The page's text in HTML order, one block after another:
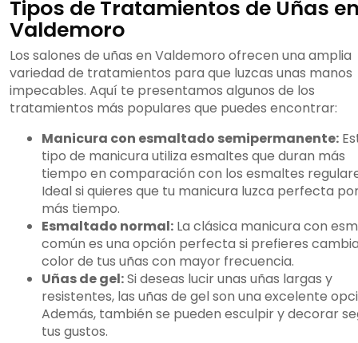
Tipos de Tratamientos de Uñas
Valdemoro
Los salones de uñas en Valdemoro ofrecen una amplia
variedad de tratamientos para que luzcas unas manos
impecables. Aquí te presentamos algunos de los
tratamientos más populares que puedes encontrar:
Manicura con esmaltado semipermanente:
tipo de manicura utiliza esmaltes que duran más
tiempo en comparación con los esmaltes
Ideal si quieres que tu manicura luzca perfecta
más tiempo.
Esmaltado normal: La clásica manicura con
común es una opción perfecta si prefieres
color de tus uñas con mayor frecuencia.
Uñas de gel:Si deseas lucir unas uñas largas y
resistentes, las uñas de gel son una excelente
Además, también se pueden esculpir y decorar
tus gustos.